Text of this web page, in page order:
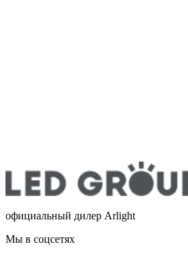
официальный дилер Arlight
Мы в соцсетях